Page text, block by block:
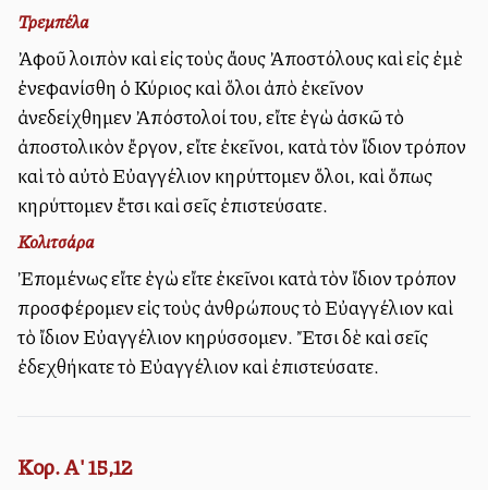
Τρεμπέλα
Ἀφοῦ λοιπὸν καὶ εἰς τοὺς ἄλλους Ἀποστόλους καὶ εἰς ἐμὲ
ἐνεφανίσθη ὁ Κύριος καὶ ὅλοι ἀπὸ ἐκεῖνον
ἀνεδείχθημεν Ἀπόστολοί του, εἴτε ἐγὼ ἀσκῶ τὸ
ἀποστολικὸν ἔργον, εἴτε ἐκεῖνοι, κατὰ τὸν ἴδιον τρόπον
καὶ τὸ αὐτὸ Εὐαγγέλιον κηρύττομεν ὅλοι, καὶ ὅπως
κηρύττομεν ἔτσι καὶ σεῖς ἐπιστεύσατε.
Κολιτσάρα
Ἐπομένως εἴτε ἐγὼ εἴτε ἐκεῖνοι κατὰ τὸν ἴδιον τρόπον
προσφέρομεν εἰς τοὺς ἀνθρώπους τὸ Εὐαγγέλιον καὶ
τὸ ἴδιον Εὐαγγέλιον κηρύσσομεν. Ἔτσι δὲ καὶ σεῖς
ἐδεχθήκατε τὸ Εὐαγγέλιον καὶ ἐπιστεύσατε.
Κορ. Α' 15,12